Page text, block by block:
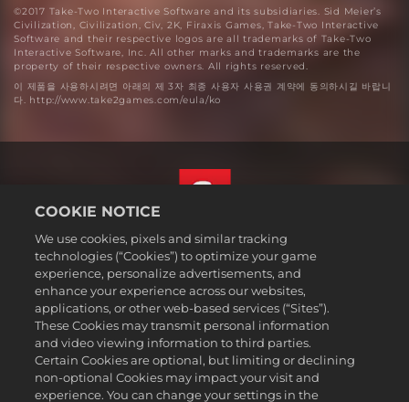
©2017 Take-Two Interactive Software and its subsidiaries. Sid Meier’s
Civilization, Civilization, Civ, 2K, Firaxis Games, Take-Two Interactive
Software and their respective logos are all trademarks of Take-Two
Interactive Software, Inc. All other marks and trademarks are the
property of their respective owners. All rights reserved.
이 제품을 사용하시려면 아래의 제 3자 최종 사용자 사용권 계약에 동의하시길 바랍니
다. http://www.take2games.com/eula/ko
법률
개인정보 취급방침
쿠키 정책
지원
개인정보를판매하거나공유하지마십시오
주문 검색 및 환불
한국어
COOKIE NOTICE
We use cookies, pixels and similar tracking
technologies (“Cookies”) to optimize your game
experience, personalize advertisements, and
enhance your experience across our websites,
applications, or other web-based services (“Sites”).
These Cookies may transmit personal information
and video viewing information to third parties.
Certain Cookies are optional, but limiting or declining
non-optional Cookies may impact your visit and
experience. You can change your settings in the